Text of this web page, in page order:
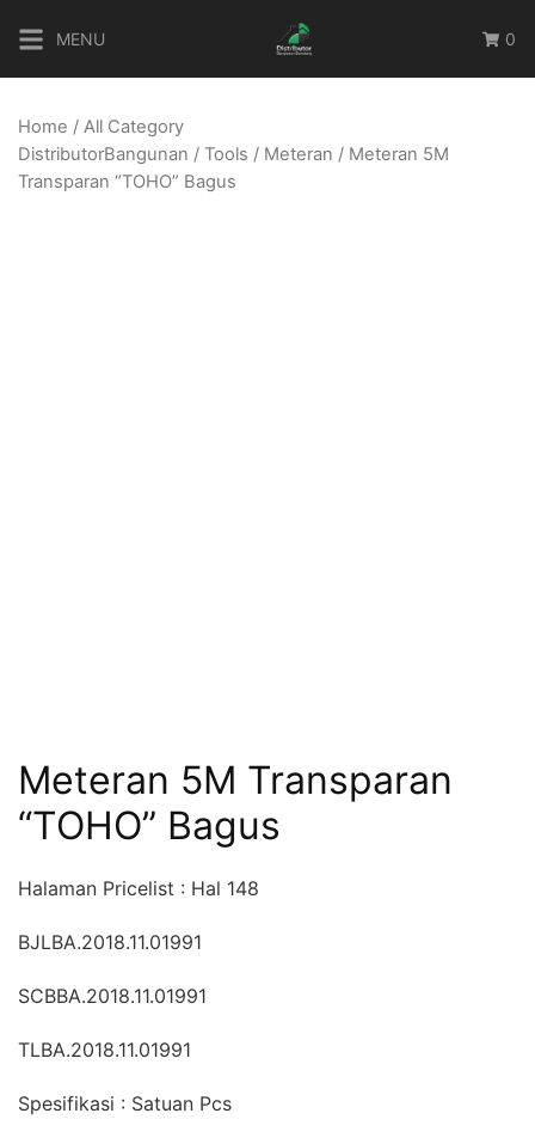
content
MENU 0
Home / All Category
DistributorBangunan / Tools / Meteran / Meteran 5M
Transparan “TOHO” Bagus
Meteran 5M Transparan
“TOHO” Bagus
Halaman Pricelist : Hal 148
BJLBA.2018.11.01991
SCBBA.2018.11.01991
TLBA.2018.11.01991
Spesifikasi : Satuan Pcs